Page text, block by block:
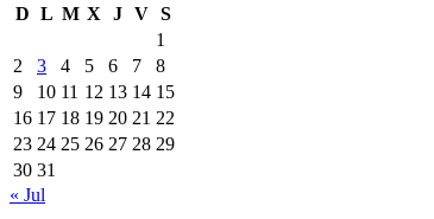
D L M X J V S
1
2
3 4 5 6 7
8
9
10 11 12 13 14 15
16 17 18 19 20 21 22
23 24 25 26 27 28 29
30 31
« Jul